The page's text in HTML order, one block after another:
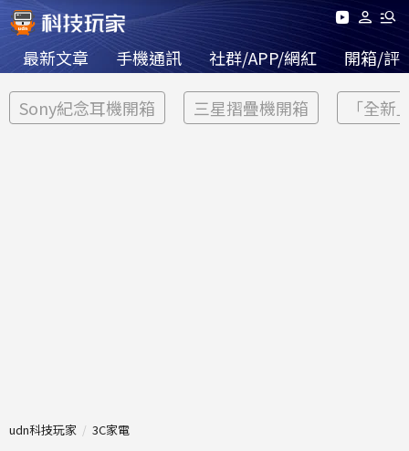
最新文章 手機通訊 社群/APP/網紅 開箱/評
Sony紀念耳機開箱 三星摺疊機開箱 「全新
udn科技玩家 3C家電